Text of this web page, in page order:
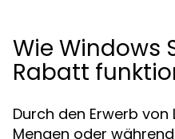
Wie Windows
Rabatt
Durch den Erwerb von
Mengen oder